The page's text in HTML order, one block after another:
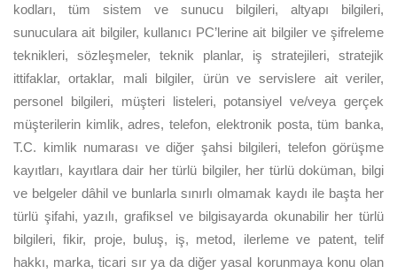
kodları, tüm sistem ve sunucu bilgileri, altyapı bilgileri,
sunuculara ait bilgiler, kullanıcı PC’lerine ait bilgiler ve şifreleme
teknikleri, sözleşmeler, teknik planlar, iş stratejileri, stratejik
ittifaklar, ortaklar, mali bilgiler, ürün ve servislere ait veriler,
personel bilgileri, müşteri listeleri, potansiyel ve/veya gerçek
müşterilerin kimlik, adres, telefon, elektronik posta, tüm banka,
T.C. kimlik numarası ve diğer şahsi bilgileri, telefon görüşme
kayıtları, kayıtlara dair her türlü bilgiler, her türlü doküman, bilgi
ve belgeler dâhil ve bunlarla sınırlı olmamak kaydı ile başta her
türlü şifahi, yazılı, grafiksel ve bilgisayarda okunabilir her türlü
bilgileri, fikir, proje, buluş, iş, metod, ilerleme ve patent, telif
hakkı, marka, ticari sır ya da diğer yasal korunmaya konu olan